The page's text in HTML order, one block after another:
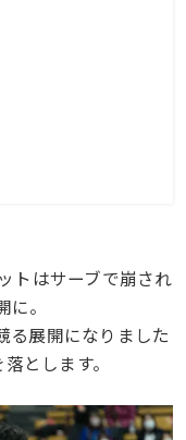
トはサーブで崩され
。
る展開になりました
とします。